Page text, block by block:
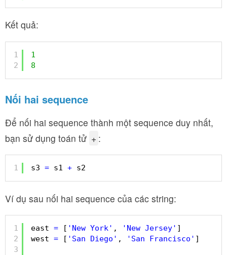
Kết quả:
1
2
1
8
Nối hai sequence
Để nối hai sequence thành một sequence duy nhất,
bạn sử dụng toán tử + :
1 s3 = s1 + s2
Ví dụ sau nối hai sequence của các string:
1
2
3
east = [ 'New York' , 'New Jersey' ]
west = [ 'San Diego' , 'San Francisco' ]